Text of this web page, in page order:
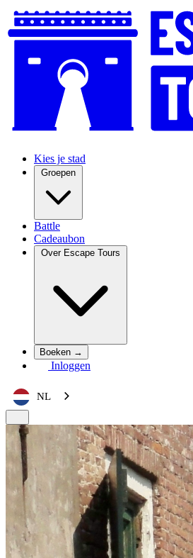
Kies je stad
Groepen
Battle
Cadeaubon
Over Escape Tours
Boeken →
Inloggen
NL